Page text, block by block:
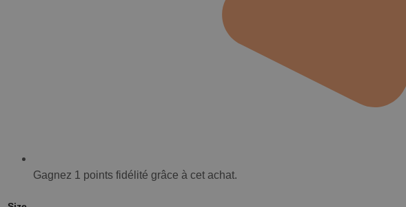
Gagnez 1 points fidélité grâce à cet achat.